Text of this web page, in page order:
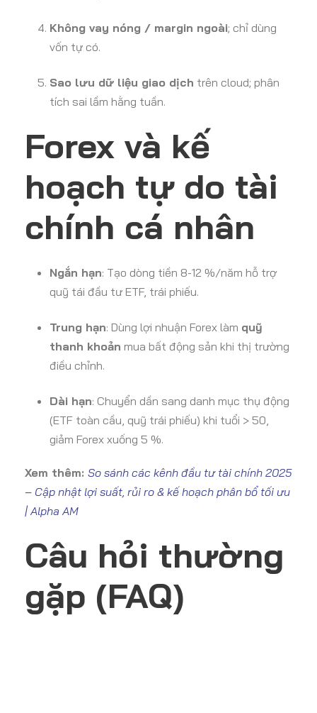
Không vay nóng / margin ngoài; chỉ dùng
vốn tự có.
Sao lưu dữ liệu giao dịch trên cloud; phân
tích sai lầm hằng tuần.
Forex và kế
hoạch tự do tài
chính cá nhân
Ngắn hạn: Tạo dòng tiền 8-12 %/năm hỗ trợ
quỹ tái đầu tư ETF, trái phiếu.
Trung hạn: Dùng lợi nhuận Forex làm quỹ
thanh khoản mua bất động sản khi thị trường
điều chỉnh.
Dài hạn: Chuyển dần sang danh mục thụ động
(ETF toàn cầu, quỹ trái phiếu) khi tuổi > 50,
giảm Forex xuống 5 %.
Xem thêm: So sánh các kênh đầu tư tài chính 2025
– Cập nhật lợi suất, rủi ro & kế hoạch phân bổ tối ưu
| Alpha AM
Câu hỏi thường
gặp (FAQ)